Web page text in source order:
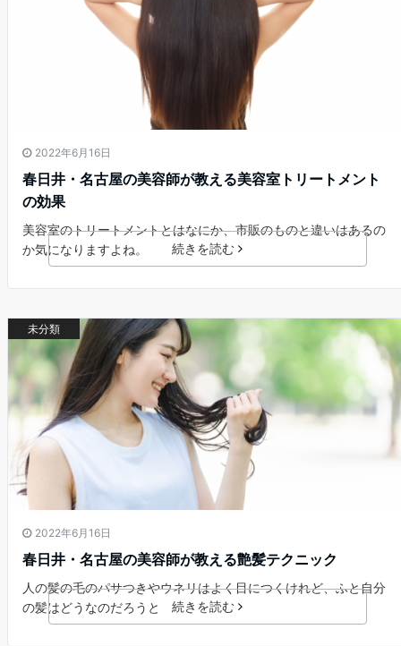
2022年6月16日
春日井・名古屋の美容師が教える美容室トリートメント
の効果
美容室のトリートメントとはなにか、市販のものと違いはあるの
か気になりますよね。
続きを読む
未分類
2022年6月16日
春日井・名古屋の美容師が教える艶髪テクニック
人の髪の毛のパサつきやウネリはよく目につくけれど、ふと自分
の髪はどうなのだろうと
続きを読む